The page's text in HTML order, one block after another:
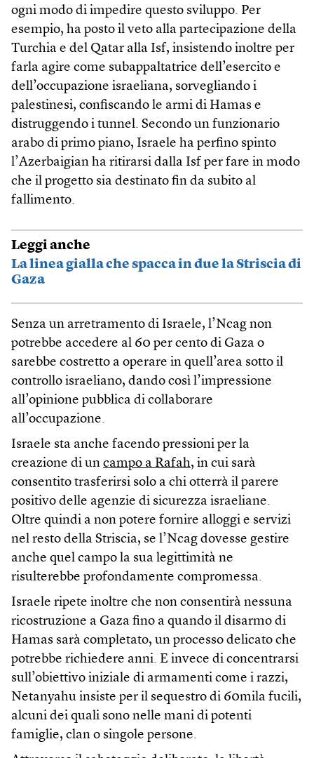
ogni modo di impedire questo sviluppo. Per
esempio, ha posto il veto alla partecipazione della
Turchia e del Qatar alla Isf, insistendo inoltre per
farla agire come subappaltatrice dell’esercito e
dell’occupazione israeliana, sorvegliando i
palestinesi, confiscando le armi di Hamas e
distruggendo i tunnel. Secondo un funzionario
arabo di primo piano, Israele ha perfino spinto
l’Azerbaigian ha ritirarsi dalla Isf per fare in modo
che il progetto sia destinato fin da subito al
fallimento.
Leggi anche
La linea gialla che spacca in due la Striscia di
Gaza
Senza un arretramento di Israele, l’Ncag non
potrebbe accedere al 60 per cento di Gaza o
sarebbe costretto a operare in quell’area sotto il
controllo israeliano, dando così l’impressione
all’opinione pubblica di collaborare
all’occupazione.
Israele sta anche facendo pressioni per la
creazione di un campo a Rafah, in cui sarà
consentito trasferirsi solo a chi otterrà il parere
positivo delle agenzie di sicurezza israeliane.
Oltre quindi a non potere fornire alloggi e servizi
nel resto della Striscia, se l’Ncag dovesse gestire
anche quel campo la sua legittimità ne
risulterebbe profondamente compromessa.
Israele ripete inoltre che non consentirà nessuna
ricostruzione a Gaza fino a quando il disarmo di
Hamas sarà completato, un processo delicato che
potrebbe richiedere anni. E invece di concentrarsi
sull’obiettivo iniziale di armamenti come i razzi,
Netanyahu insiste per il sequestro di 60mila fucili,
alcuni dei quali sono nelle mani di potenti
famiglie, clan o singole persone.